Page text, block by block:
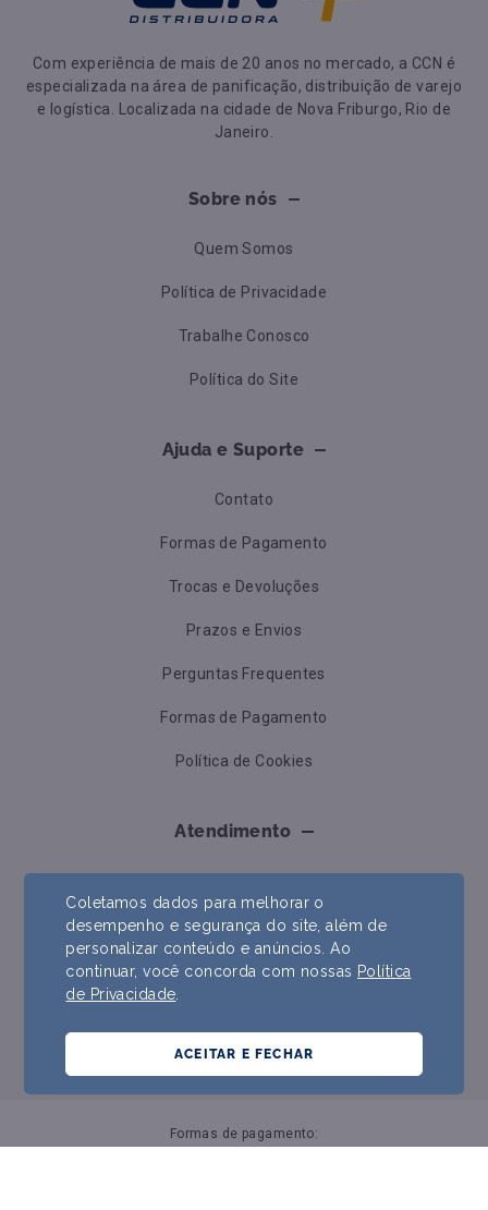
Com experiência de mais de 20 anos no mercado, a CCN é
especializada na área de panificação, distribuição de varejo
e logística. Localizada na cidade de Nova Friburgo, Rio de
Janeiro.
Sobre nós
Quem Somos
Política de Privacidade
Trabalhe Conosco
Política do Site
Ajuda e Suporte
Contato
Formas de Pagamento
Trocas e Devoluções
Prazos e Envios
Perguntas Frequentes
Formas de Pagamento
Política de Cookies
Atendimento
Whatsapp: (22) 99228-6759
contato@ccndistribuidora.com.br
Formas de pagamento:
Coletamos dados para melhorar o
desempenho e segurança do site, além de
personalizar conteúdo e anúncios. Ao
continuar, você concorda com nossas Política
de Privacidade
ACEITAR E FECHAR